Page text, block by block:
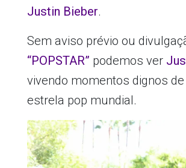
Justin Bieber.
Sem aviso prévio ou
“POPSTAR” podemos ver
vivendo momentos dignos
estrela pop mundial.